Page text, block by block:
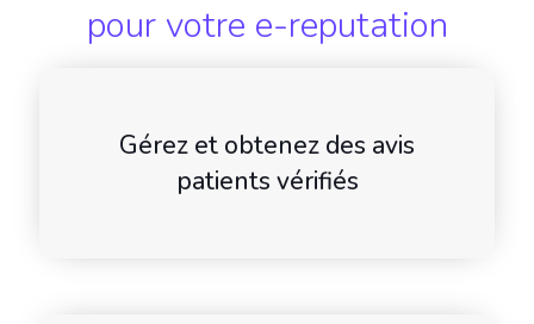
pour votre e-reputation
Gérez et obtenez des avis
patients vérifiés